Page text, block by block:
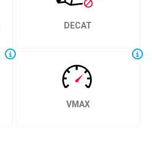
DECAT
VMAX